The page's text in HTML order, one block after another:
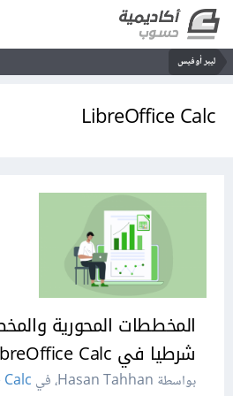
ليبر أوفيس
LibreOffice Calc
المخططات المحورية
شرطيا في LibreOffice Calc
بواسطة Hasan Tahhan، في